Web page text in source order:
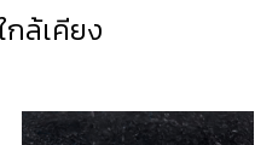
ล้เคียง